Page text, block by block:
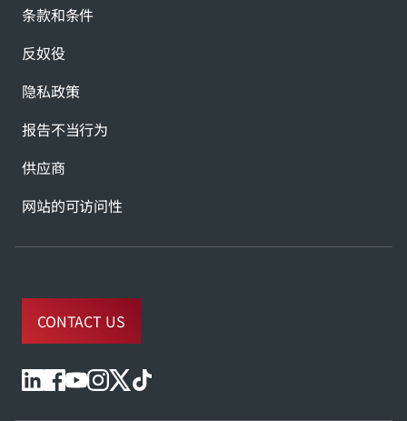
条款和条件
反奴役
隐私政策
报告不当行为
供应商
网站的可访问性
CONTACT US